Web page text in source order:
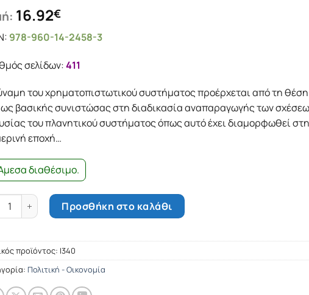
16.92€
978-960-14-2458-3
σελίδων:411
του χρηματοπιστωτικού συστήματος προέρχεται από τη θέση
βασικής συνιστώσας στη διαδικασία αναπαραγωγής των
του πλανητικού συστήματος όπως αυτό έχει διαμορφωθεί στη
εποχή…
διαθέσιμο.
κρίσεις του παγκόσμιου χρηματοπιστωτικού συστήματος
Προσθήκη στο καλάθι
προϊόντος: Ι340
Πολιτική - Οικονομία